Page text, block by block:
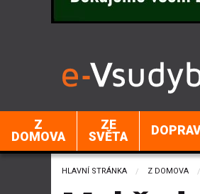
Z
DOMOVA
ZE
SVĚTA
HLAVNÍ STRÁNKA Z DOMOVA